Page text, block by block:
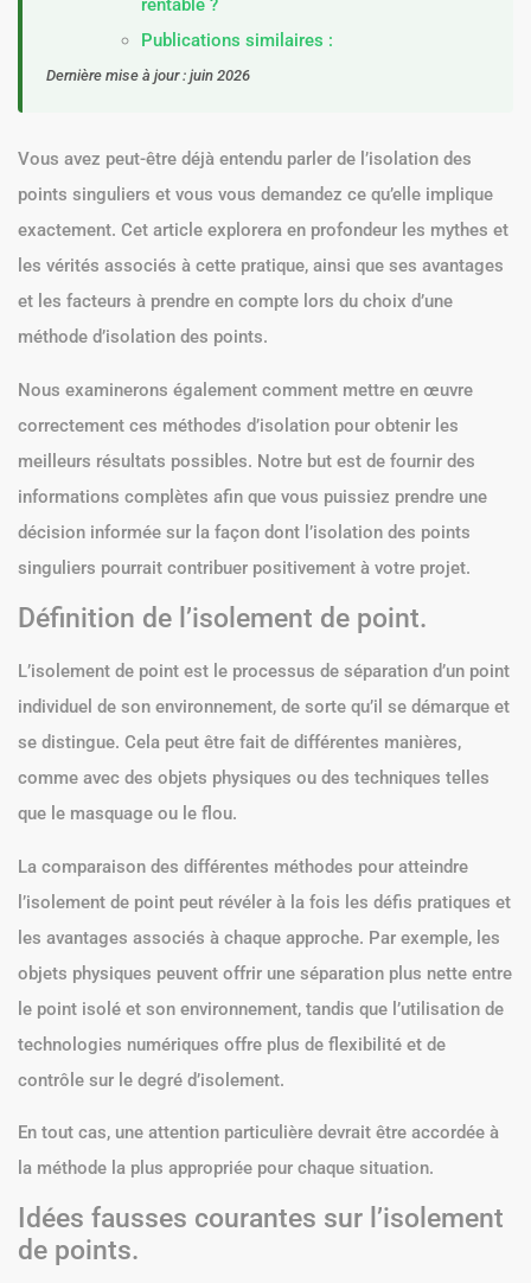
rentable ?
Publications similaires :
Dernière mise à jour : juin 2026
Vous avez peut-être déjà entendu parler de l’isolation des
points singuliers et vous vous demandez ce qu’elle implique
exactement. Cet article explorera en profondeur les mythes et
les vérités associés à cette pratique, ainsi que ses avantages
et les facteurs à prendre en compte lors du choix d’une
méthode d’isolation des points.
Nous examinerons également comment mettre en œuvre
correctement ces méthodes d’isolation pour obtenir les
meilleurs résultats possibles. Notre but est de fournir des
informations complètes afin que vous puissiez prendre une
décision informée sur la façon dont l’isolation des points
singuliers pourrait contribuer positivement à votre projet.
Définition de l’isolement de point.
L’isolement de point est le processus de séparation d’un point
individuel de son environnement, de sorte qu’il se démarque et
se distingue. Cela peut être fait de différentes manières,
comme avec des objets physiques ou des techniques telles
que le masquage ou le flou.
La comparaison des différentes méthodes pour atteindre
l’isolement de point peut révéler à la fois les défis pratiques et
les avantages associés à chaque approche. Par exemple, les
objets physiques peuvent offrir une séparation plus nette entre
le point isolé et son environnement, tandis que l’utilisation de
technologies numériques offre plus de flexibilité et de
contrôle sur le degré d’isolement.
En tout cas, une attention particulière devrait être accordée à
la méthode la plus appropriée pour chaque situation.
Idées fausses courantes sur l’isolement
de points.